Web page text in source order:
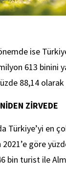
ise
613 binini
88,14
ZİRVEDE
Türkiye’yi en
2021’e göre
bin turist ile